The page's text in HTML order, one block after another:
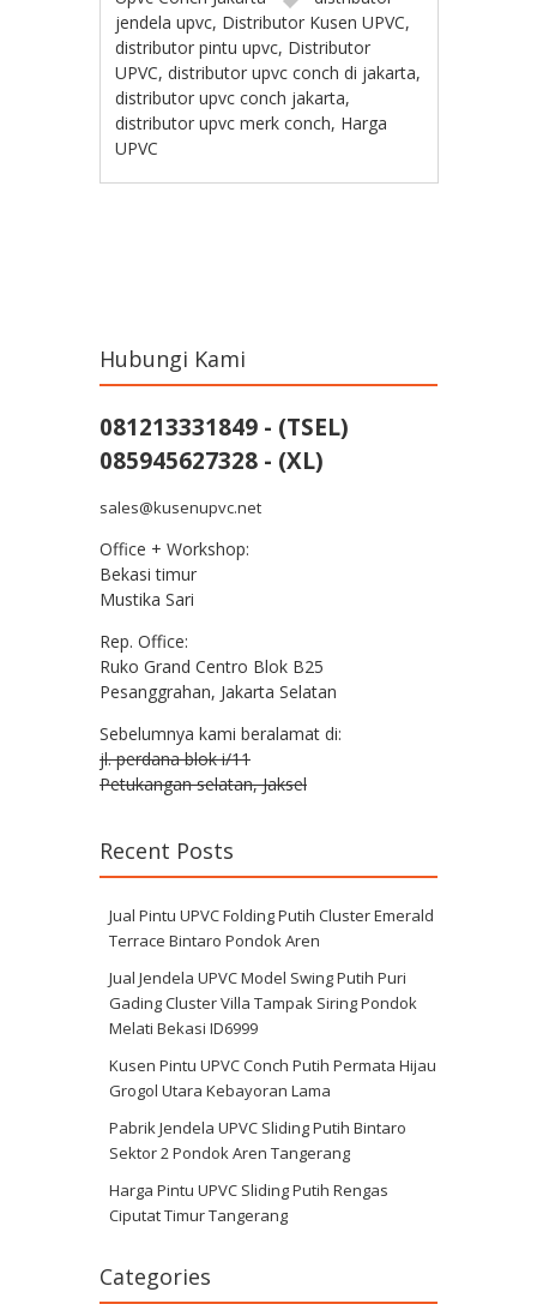
jendela upvc, Distributor Kusen UPVC,
distributor pintu upvc, Distributor
UPVC,distributor upvc conch di jakarta,
distributor upvc conch jakarta,
distributor upvc merk conch, Harga
UPVC
Hubungi Kami
081213331849 - (TSEL)
085945627328 - (XL)
sales@kusenupvc.net
Office + Workshop:
Bekasi timur
Mustika Sari
Rep. Office:
Ruko Grand Centro Blok B25
Pesanggrahan, Jakarta Selatan
Sebelumnya kami beralamat di:
jl. perdana blok i/11
Petukangan selatan, Jaksel
Recent Posts
Jual Pintu UPVC Folding Putih Cluster Emerald
Terrace Bintaro Pondok Aren
Jual Jendela UPVC Model Swing Putih Puri
Gading Cluster Villa Tampak Siring Pondok
Melati Bekasi ID6999
Kusen Pintu UPVC Conch Putih Permata Hijau
Grogol Utara Kebayoran Lama
Pabrik Jendela UPVC Sliding Putih Bintaro
Sektor 2 Pondok Aren Tangerang
Harga Pintu UPVC Sliding Putih Rengas
Ciputat Timur Tangerang
Categories